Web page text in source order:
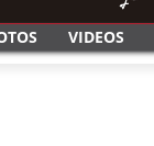
VIDEOS